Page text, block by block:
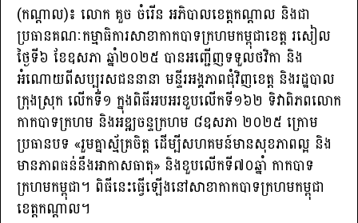
(កណ្តាល)៖ លោក គួច ចំរើន អភិបាលខេត្តកណ្តាល និងជា
ប្រធានគណៈកម្មាធិការសាខាកាកបាទក្រហមកម្ពុជាខេត្ត រសៀល
ថ្ងៃទី៦ ខែឧសភា ឆ្នាំ២០២៥ បានអញ្ជើញទទួលថវិកា និង
អំណោយពីសប្បុរសជននានា មន្ទីរអង្គភាពជុំវិញខេត្ត និងរដ្ឋបាល
ក្រុងស្រុក លើកទី១ ក្នុងពិធីអបអរខួបលើកទី១៦២ ទិវាពិភពលោក
កាកបាទក្រហម និងអឌ្ឍចន្ទក្រហម ៨ឧសភា ២០២៥ ក្រោម
ប្រធានបទ «រួមគ្នាស្ម័គ្រចិត្ត ដើម្បីសហគមន៍មានសុខភាពល្អ និង
មានភាពធន់នឹងអាកាសធាតុ» និងខួបលើកទី៧០ឆ្នាំ កាកបាទ
ក្រហមកម្ពុជា។ ពិធីនេះធ្វើឡើងនៅសាខាកាកបាទក្រហមកម្ពុជា
ខេត្តកណ្ដាល។